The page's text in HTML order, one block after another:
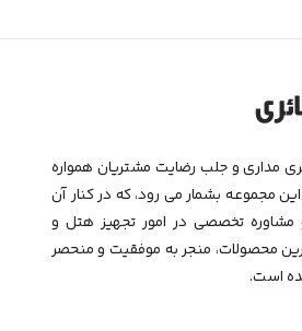
مداری و جلب رضایت مشتریان همواره
مجموعـه بشمار می رود، که در کنار آن
تخصصی در امور تجهیز هتل و
محصولات، منجر به موفقیت و منحصر
است.